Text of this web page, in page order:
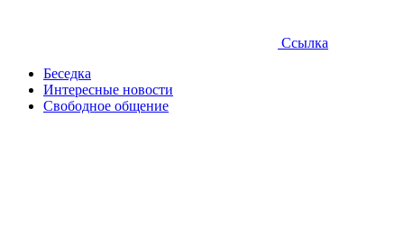
Ссылка
Беседка
Интересные новости
Свободное общение